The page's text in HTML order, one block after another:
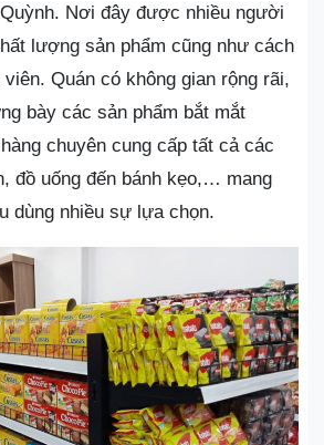
Nơi đây được nhiều người
lượng sản phẩm cũng như cách
Quán có không gian rộng rãi,
bày các sản phẩm bắt mắt
chuyên cung cấp tất cả các
đồ uống đến bánh kẹo,… mang
dùng nhiều sự lựa chọn.